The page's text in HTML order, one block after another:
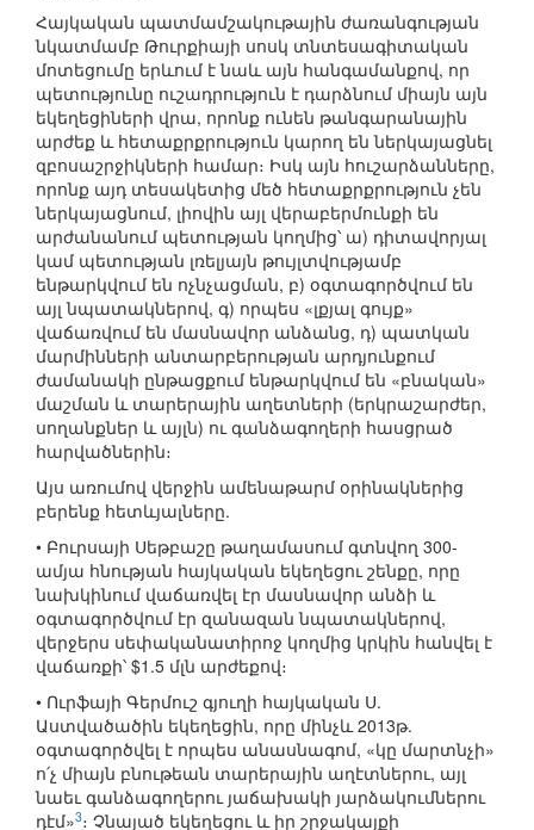
Հայկական պատմամշակութային ժառանգության
նկատմամբ Թուրքիայի սոսկ տնտեսագիտական
մոտեցումը երևում է նաև այն հանգամանքով, որ
պետությունը ուշադրություն է դարձնում միայն այն
եկեղեցիների վրա, որոնք ունեն թանգարանային
արժեք և հետաքրքրություն կարող են ներկայացնել
զբոսաշրջիկների համար։ Իսկ այն հուշարձանները,
որոնք այդ տեսակետից մեծ հետաքրքրություն չեն
ներկայացնում, լիովին այլ վերաբերմունքի են
արժանանում պետության կողմից՝ ա) դիտավորյալ
կամ պետության լռելյայն թույլտվությամբ
ենթարկվում են ոչնչացման, բ) օգտագործվում են
այլ նպատակներով, գ) որպես «լքյալ գույք»
վաճառվում են մասնավոր անձանց, դ) պատկան
մարմինների անտարբերության արդյունքում
ժամանակի ընթացքում ենթարկվում են «բնական»
մաշման և տարերային աղետների (երկրաշարժեր,
սողանքներ և այլն) ու գանձագողերի հասցրած
հարվածներին։
Այս առումով վերջին ամենաթարմ օրինակներից
բերենք հետևյալները.
• Բուրսայի Սեթբաշը թաղամասում գտնվող 300-
ամյա հնության հայկական եկեղեցու շենքը, որը
նախկինում վաճառվել էր մասնավոր անձի և
օգտագործվում էր զանազան նպատակներով,
վերջերս սեփականատիրոջ կողմից կրկին հանվել է
վաճառքի՝ $1.5 մլն արժեքով։
• Ուրֆայի Գերմուշ գյուղի հայկական Ս.
Աստվածածին եկեղեցին, որը մինչև 2013թ.
օգտագործվել է որպես անասնագոմ, «կը մարտնչի»
ո՛չ միայն բնութեան տարերային աղէտներու, այլ
նաեւ գանձագողերու յաճախակի յարձակումներու
դէմ»3։ Չնայած եկեղեցու և իր շրջակայքի